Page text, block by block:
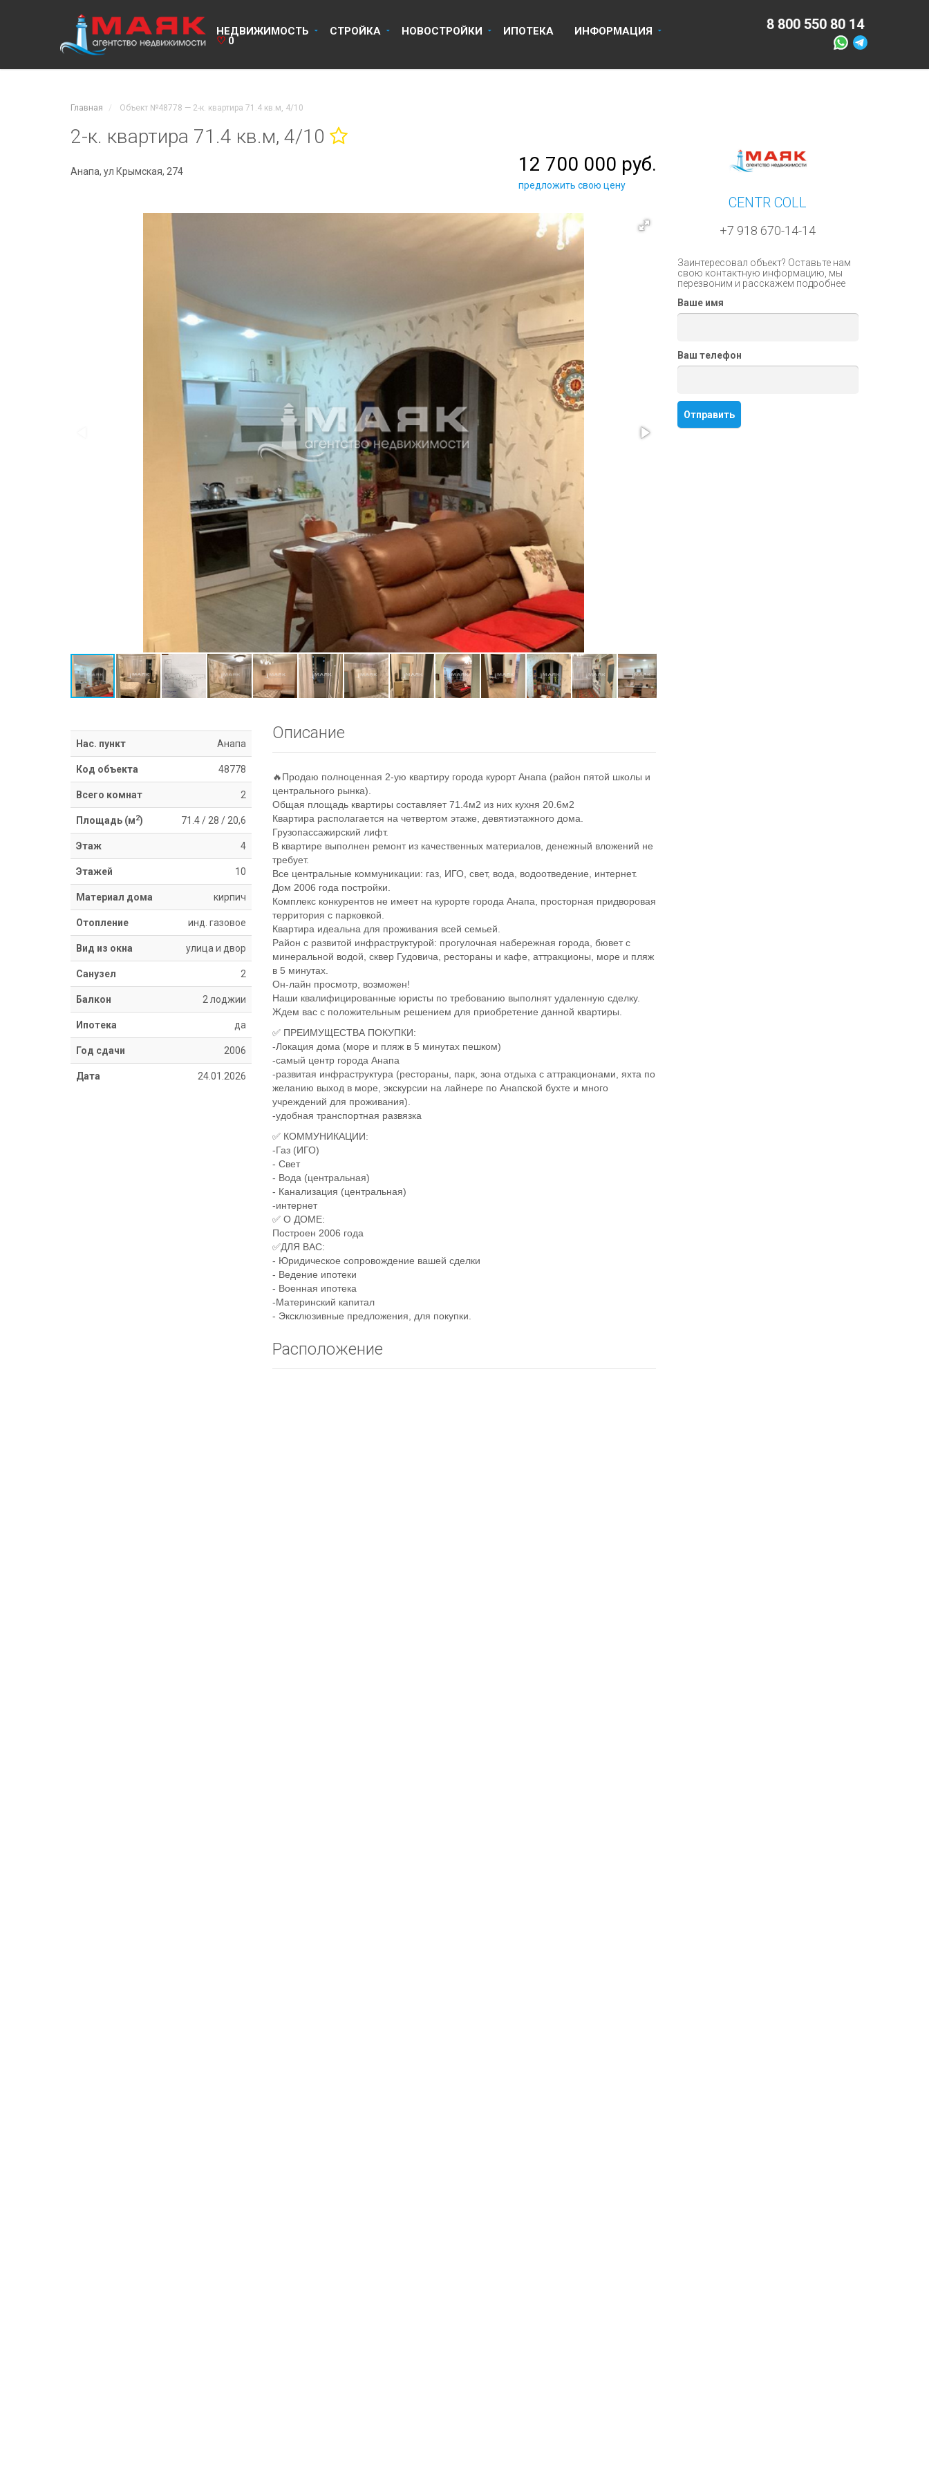
НЕДВИЖИМОСТЬ СТРОЙКА НОВОСТРОЙКИ ИПОТЕКА ИНФОРМАЦИЯ
♡ 0
8 918 670 14 14 8 800 550 80 14 8 918 670 14 14
Главная Объект №48778 — 2-к. квартира 71.4 кв.м, 4/10
2-к. квартира 71.4 кв.м, 4/10
Анапа, ул Крымская, 274 12 700 000 руб.
предложить свою цену
Нас. пункт Анапа
Код объекта 48778
Всего комнат 2
Площадь (м2) 71.4/ 28 / 20,6
Этаж 4
Этажей 10
Материал дома кирпич
Отопление инд. газовое
Вид из окна улица и двор
Санузел 2
Балкон 2 лоджии
Ипотека да
Год сдачи 2006
Дата 24.01.2026
Описание
🔥Продаю полноценная 2-ую квартиру города курорт Анапа (район пятой школы и
центрального рынка).
Общая площадь квартиры составляет 71.4м2 из них кухня 20.6м2
Квартира располагается на четвертом этаже, девятиэтажного дома.
Грузопассажирский лифт.
В квартире выполнен ремонт из качественных материалов, денежный вложений не
требует.
Все центральные коммуникации: газ, ИГО, свет, вода, водоотведение, интернет.
Дом 2006 года постройки.
Комплекс конкурентов не имеет на курорте города Анапа, просторная придворовая
территория с парковкой.
Квартира идеальна для проживания всей семьей.
Район с развитой инфраструктурой: прогулочная набережная города, бювет с
минеральной водой, сквер Гудовича, рестораны и кафе, аттракционы, море и пляж
в 5 минутах.
Он-лайн просмотр, возможен!
Наши квалифицированные юристы по требованию выполнят удаленную сделку.
Ждем вас с положительным решением для приобретение данной квартиры.
✅ ПРЕИМУЩЕСТВА ПОКУПКИ:
-Локация дома (море и пляж в 5 минутах пешком)
-самый центр города Анапа
-развитая инфраструктура (рестораны, парк, зона отдыха с аттракционами, яхта по
желанию выход в море, экскурсии на лайнере по Анапской бухте и много
учреждений для проживания).
-удобная транспортная развязка
✅ КОММУНИКАЦИИ:
-Газ (ИГО)
- Свет
- Вода (центральная)
- Канализация (центральная)
-интернет
✅ О ДОМЕ:
Построен 2006 года
✅ДЛЯ ВАС:
- Юридическое сопровождение вашей сделки
- Ведение ипотеки
- Военная ипотека
-Материнский капитал
- Эксклюзивные предложения, для покупки.
Расположение
CENTR COLL
+7 918 670-14-14
Заинтересовал объект? Оставьте нам
свою контактную информацию, мы
перезвоним и расскажем подробнее
Ваше имя
Ваш телефон